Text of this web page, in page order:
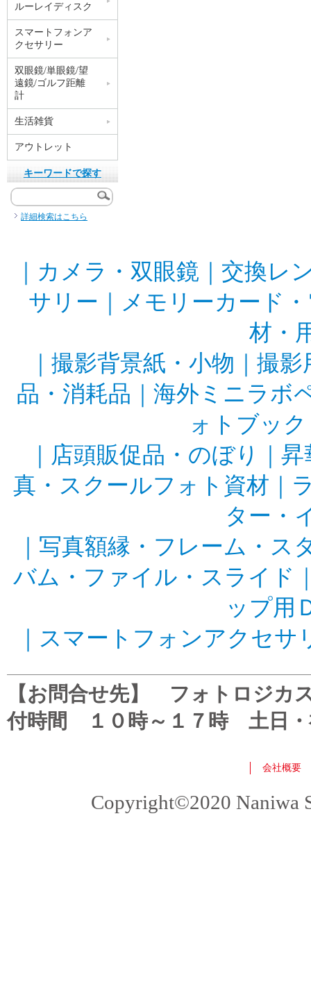
ルーレイディスク
スマートフォンア
クセサリー
双眼鏡/単眼鏡/望
遠鏡/ゴルフ距離
計
生活雑貨
アウトレット
キーワードで探す
詳細検索はこちら
カメラ・双眼鏡
交換レ
サリー
メモリーカード
材・
撮影背景紙・小物
撮影
品・消耗品
海外ミニラボ
ォトブッ
店頭販促品・のぼり
昇
真・スクールフォト資材
ター・
写真額縁・フレーム・ス
バム・ファイル・スライド
ップ用
スマートフォンアクセサ
【お問合せ先】 フォトロジ
付時間 １０時～１７時 土日・
会社概要
Copyright©2020 Naniwa